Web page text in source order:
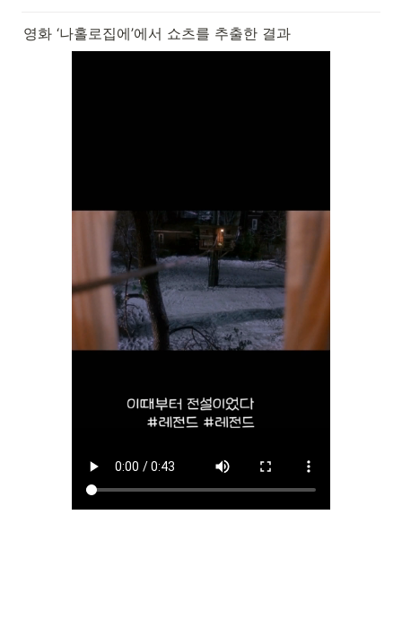
영화 ‘나홀로집에’에서 쇼츠를 추출한 결과